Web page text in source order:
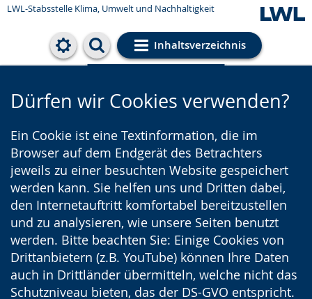
LWL-Stabsstelle Klima, Umwelt und Nachhaltigkeit
Inhaltsverzeichnis
Cookie-Einstellungen
Dürfen wir Cookies verwenden?
Ein Cookie ist eine Textinformation, die im
Browser auf dem Endgerät des Betrachters
jeweils zu einer besuchten Website gespeichert
werden kann. Sie helfen uns und Dritten dabei,
den Internetauftritt komfortabel bereitzustellen
und zu analysieren, wie unsere Seiten benutzt
werden. Bitte beachten Sie: Einige Cookies von
Drittanbietern (z.B. YouTube) können Ihre Daten
auch in Drittländer übermitteln, welche nicht das
Schutzniveau bieten, das der DS-GVO entspricht.